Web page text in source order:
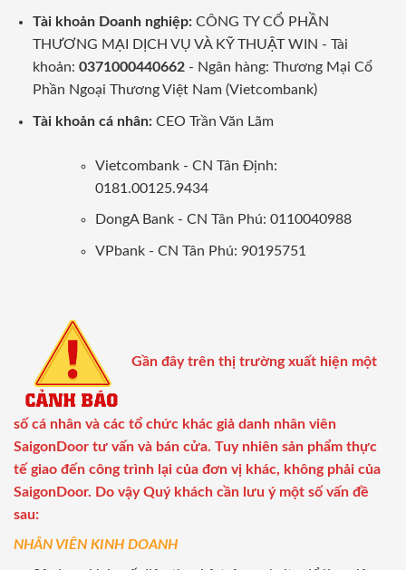
Tài khoản Doanh nghiệp:CÔNG TY CỔ PHẦN
THƯƠNG MẠI DỊCH VỤ VÀ KỸ THUẬT WIN - Tài
khoản: 0371000440662- Ngân hàng: Thương Mại Cổ
Phần Ngoại Thương Việt Nam (Vietcombank)
Tài khoản cá nhân: CEO Trần Văn Lãm
Vietcombank - CN Tân Định:
0181.00125.9434
DongA Bank - CN Tân Phú: 0110040988
VPbank - CN Tân Phú: 90195751
Gần đây trên thị trường xuất hiện một
số cá nhân và các tổ chức khác giả danh nhân viên
SaigonDoor tư vấn và bán cửa. Tuy nhiên sản phẩm thực
tế giao đến công trình lại của đơn vị khác, không phải của
SaigonDoor. Do vậy Quý khách cần lưu ý một số vấn đề
sau:
NHÂN VIÊN KINH DOANH